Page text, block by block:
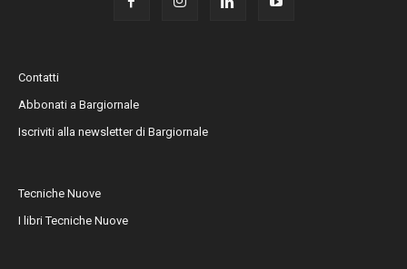
Contatti
Abbonati a Bargiornale
Iscriviti alla newsletter di Bargiornale
Tecniche Nuove
I libri Tecniche Nuove